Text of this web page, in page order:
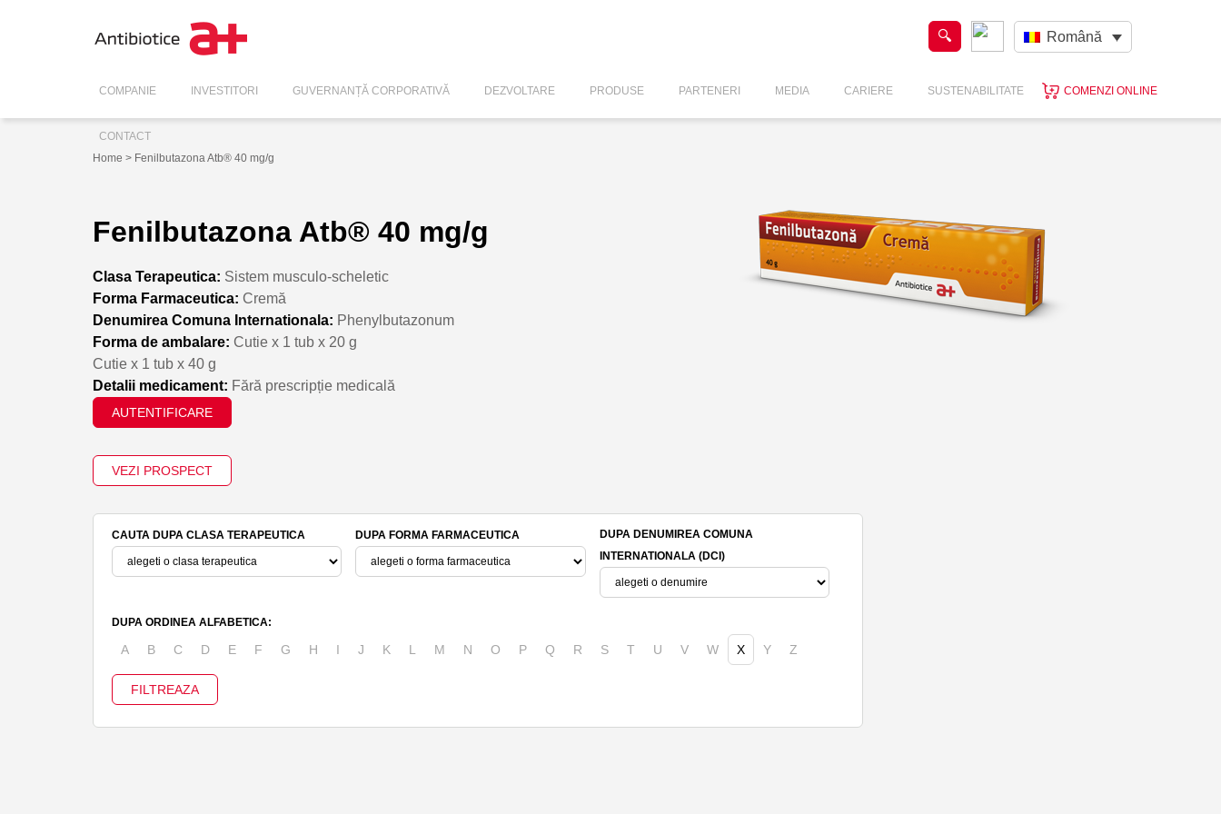
Română
COMPANIE INVESTITORI GUVERNANȚĂ CORPORATIVĂ DEZVOLTARE PRODUSE PARTENERI MEDIA CARIERE SUSTENABILITATE COMENZI ONLINE
CONTACT
Home > Fenilbutazona Atb® 40 mg/g
Fenilbutazona Atb® 40 mg/g
Clasa Terapeutica: Sistem musculo-scheletic
Forma Farmaceutica: Cremă
Denumirea Comuna Internationala: Phenylbutazonum
Forma de ambalare: Cutie x 1 tub x 20 g
Cutie x 1 tub x 40 g
Detalii medicament: Fără prescripție medicală
AUTENTIFICARE
VEZI PROSPECT
CAUTA DUPA CLASA TERAPEUTICA DUPA FORMA FARMACEUTICA
DUPA DENUMIREA COMUNA
INTERNATIONALA (DCI)
DUPA ORDINEA ALFABETICA:
A B C D E F G H I J K L M N O P Q R S T U V W X Y Z